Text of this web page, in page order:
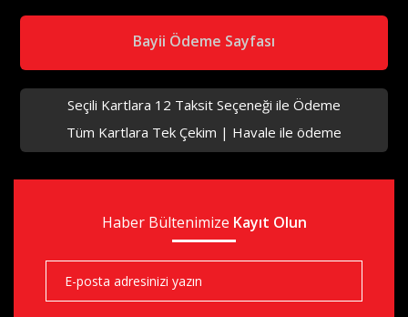
aks
Bayii Ödeme Sayfası
Seçili Kartlara 12 Taksit Seçeneği ile Ödeme
Tüm Kartlara Tek Çekim | Havale ile ödeme
Haber Bültenimize Kayıt Olun